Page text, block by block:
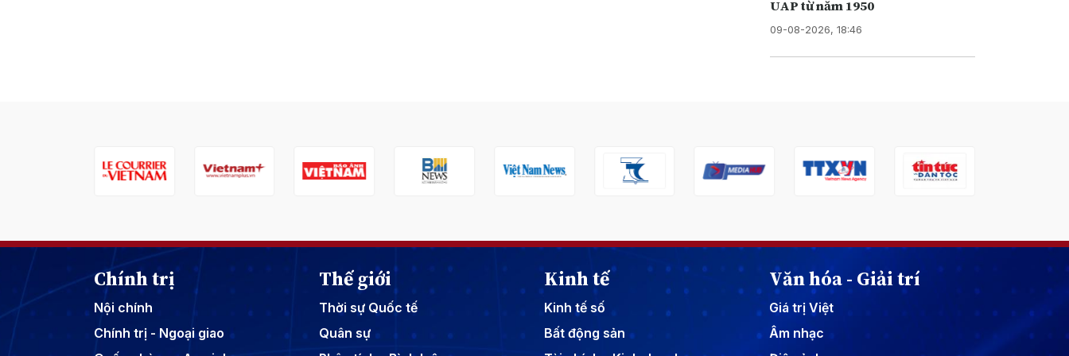
UAP từ năm 1950
09-08-2026, 18:46
Chính trị
Nội chính
Chính trị - Ngoại giao
Thế giới
Thời sự Quốc tế
Quân sự
Kinh tế
Kinh tế số
Bất động sản
Văn hóa - Giải trí
Giá trị Việt
Âm nhạc